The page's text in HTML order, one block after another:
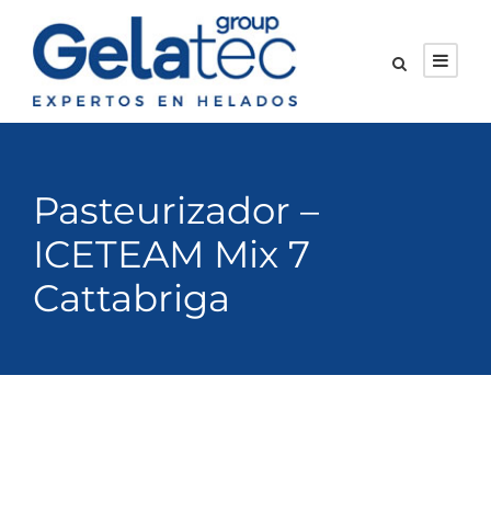
Pasteurizador –
ICETEAM Mix 7
Cattabriga